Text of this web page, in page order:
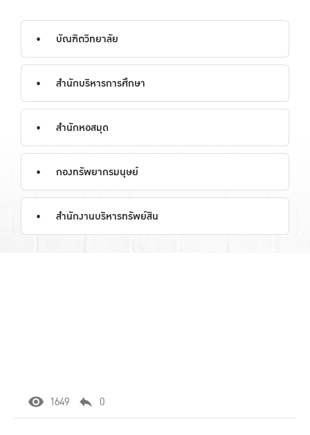
บัณฑิตวิทยาลัย
สำนักบริหารการศึกษา
สำนักหอสมุด
กองทรัพยากรมนุษย์
สำนักงานบริหารทรัพย์สิน
1649 0